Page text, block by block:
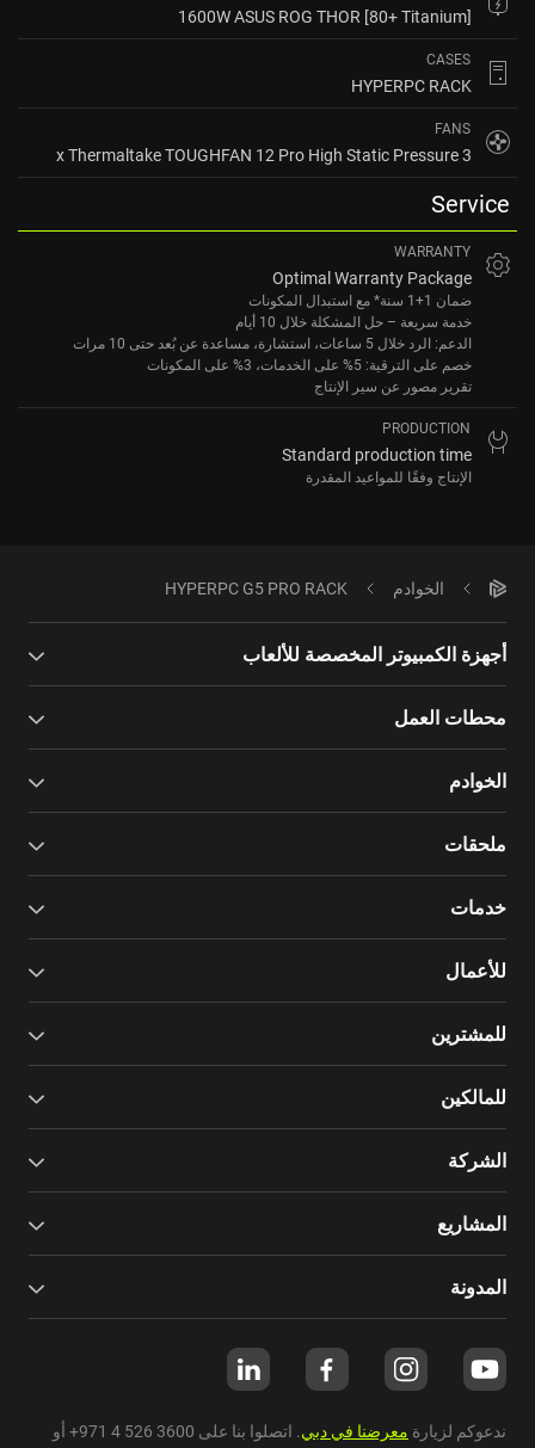
1600W ASUS ROG THOR [80+ Titanium]
HYPERPC RACK
3 x Thermaltake TOUGHFAN 12 Pro High Static Pressure
Service
Optimal Warranty Package
ضمان 1+1 سنة* مع استبدال المكونات
خدمة سريعة – حل المشكلة خلال 10 أيام
الدعم: الرد خلال 5 ساعات، استشارة، مساعدة عن بُعد حتى 10 مرات
خصم على الترقية: 5% على الخدمات، 3% على المكونات
تقرير مصور عن سير الإنتاج
Standard production time
الإنتاج وفقًا للمواعيد المقدرة
الخوادم HYPERPC G5 PRO RACK
أجهزة الكمبيوتر المخصصة للألعاب
محطات العمل
الخوادم
ملحقات
خدمات
للأعمال
للمشترين
للمالكين
الشركة
المشاريع
المدونة
ندعوكم لزيارة معرضنا في دبي. اتصلوا بنا على +971 4 526 3600 أو